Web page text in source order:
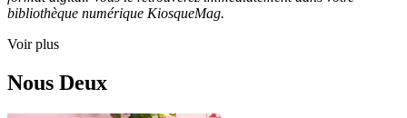
bibliothèque numérique KiosqueMag.
Voir plus
Nous Deux